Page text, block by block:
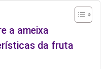
a ameixa
da fruta